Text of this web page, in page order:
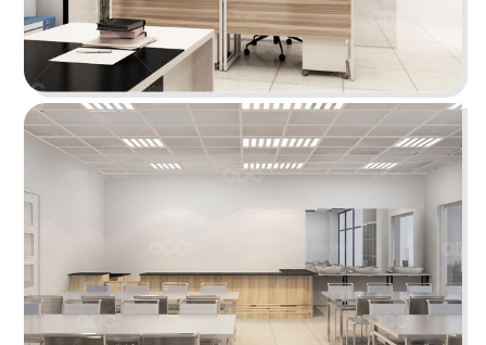
IMV OFFICE
Lấy cảm hứng từ hình khối lạ mắt mang đến
không gian làm việc thật độc đáo